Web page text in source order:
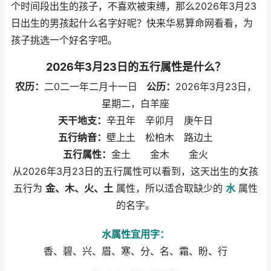
个时间段出生的孩子，不喜欢被束缚，那么2026年3月23
日出生的男孩起什么名字好呢？快来华易算命网看看，为
孩子挑选一个好名字吧。
2026年3月23日的五行属性是什么？
农历： 二0二一年二月十一日 公历： 2026年3月23日，
星期二，白羊座
天干地支： 辛丑年 辛卯月 庚午日
五行纳音： 壁上土 松柏木 路边土
五行属性： 金土 金木 金火
从2026年3月23日的五行属性可以看到，这天出生的女孩
五行为 金、木、火、土 属性，所以适合取缺少的 水属性
的名字。
水属性宜用字：
香、碧、兴、眉、寒、分、名、霜、盼、行